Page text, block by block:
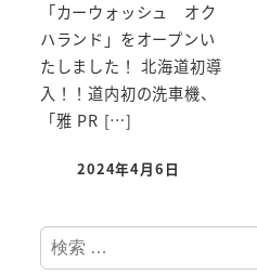
「カーウォッシュ オク
ハランド」をオープンい
たしました！ 北海道初導
入！！道内初の洗車機、
「雅 PR […]
2024年4月6日
検
索